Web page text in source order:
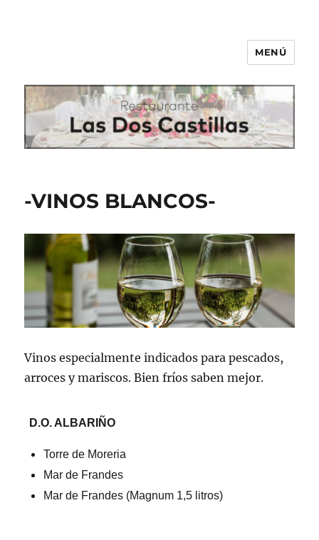
MENÚ
-VINOS BLANCOS-
Vinos especialmente indicados para pescados,
arroces y mariscos. Bien fríos saben mejor.
D.O. ALBARIÑO
Torre de Moreria
Mar de Frandes
Mar de Frandes (Magnum 1,5 litros)